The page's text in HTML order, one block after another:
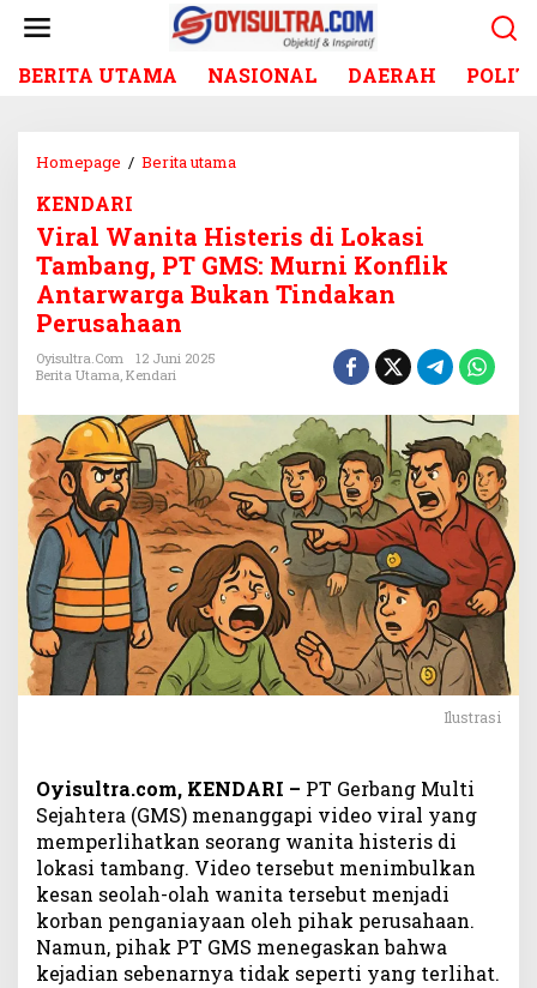
BERITA UTAMA NASIONAL DAERAH
Homepage / Berita utama
a
l
W
a
s
t
e
r
i
s
d
i
L
o
i
T
a
b
a
n
g
KENDARI
Viral Wanita Histeris di Lokasi
Tambang, PT GMS: Murni Konflik
Antarwarga Bukan Tindakan
Perusahaan
Oyisultra.com
12 Juni 2025
Berita Utama, Kendari
Ilustrasi
Oyisultra.com, KENDARI – PT Gerbang Multi
Sejahtera (GMS) menanggapi video viral yang
memperlihatkan seorang wanita histeris di
lokasi tambang. Video tersebut menimbulkan
kesan seolah-olah wanita tersebut menjadi
korban penganiayaan oleh pihak perusahaan.
Namun, pihak PT GMS menegaskan bahwa
kejadian sebenarnya tidak seperti yang terlihat.